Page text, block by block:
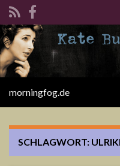
Search for:
morningfog.de
SCHLAGWORT: